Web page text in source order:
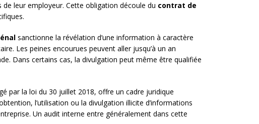
leur employeur. Cette obligation découle du contrat de
sanctionne la révélation d’une information à caractère
Les peines encourues peuvent aller jusqu’à un an
Dans certains cas, la divulgation peut même être qualifiée
par la loi du 30 juillet 2018, offre un cadre juridique
l’utilisation ou la divulgation illicite d’informations
Un audit interne entre généralement dans cette